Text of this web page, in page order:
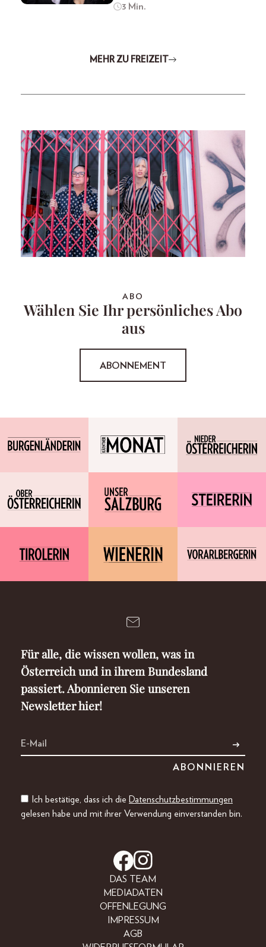
3 Min.
MEHR ZU FREIZEIT
ABO
Wählen Sie Ihr persönliches Abo
aus
ABONNEMENT
Für alle, die wissen wollen, was in
Österreich und in ihrem Bundesland
passiert. Abonnieren Sie unseren
Newsletter hier!
Ich bestätige, dass ich die Datenschutzbestimmungen
gelesen habe und mit ihrer Verwendung einverstanden bin.
DAS TEAM
MEDIADATEN
OFFENLEGUNG
IMPRESSUM
AGB